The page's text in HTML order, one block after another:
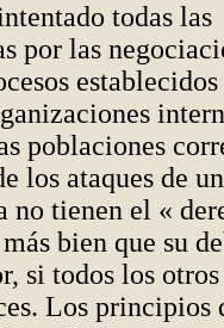
todas las
por las
poblaciones
los ataques de
no tienen el «
bien que su
si todos los
Los principios